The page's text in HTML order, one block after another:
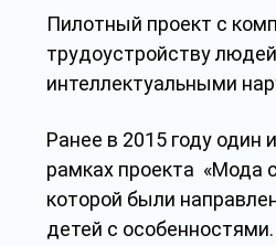
Пилотный проект с
трудоустройству
интеллектуальными
Ранее в 2015 году
рамках проекта «Мода
которой были
детей с